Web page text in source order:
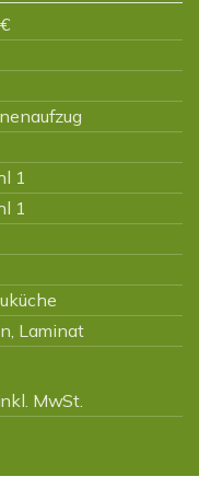
1
1
Laminat
MwSt.